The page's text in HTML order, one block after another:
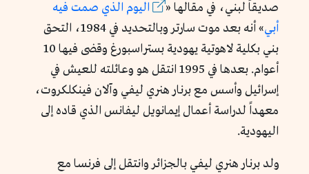
صديقاً لبني، في مقالها «
اليوم الذي صمت فيه
أبي»
أنه بعد موت سارتر وبالتحديد في 1984، التحق
بني بكلية لاهوتية يهودية بستراسبورغ وقضى فيها 10
أعوام. بعدها في 1995 انتقل هو وعائلته للعيش في
إسرائيل وأسس معبرنار هنري ليفي وآلان فينكلكروت،
معهداً لدراسة أعمال إيمانويل ليفانس الذي قاده إلى
اليهودية.
ولد برنار هنري ليفي بالجزائر وانتقل إلى فرنسا مع